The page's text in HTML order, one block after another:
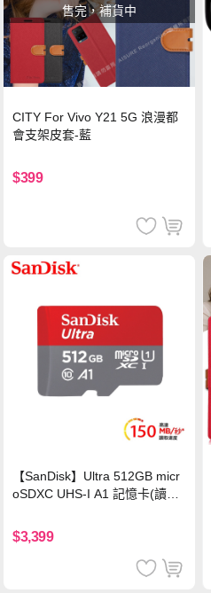
售完，補貨中
CITY For Vivo Y21 5G 浪漫都
會支架皮套-藍
$399
【SanDisk】Ultra 512GB micr
oSDXC UHS-I A1 記憶卡(讀取
$3,399